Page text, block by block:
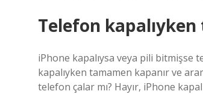
Telefon
iPhone kapalıysa veya pili bitmişse
kapalıyken tamamen kapanır ve
telefon çalar mı? Hayır, iPhone